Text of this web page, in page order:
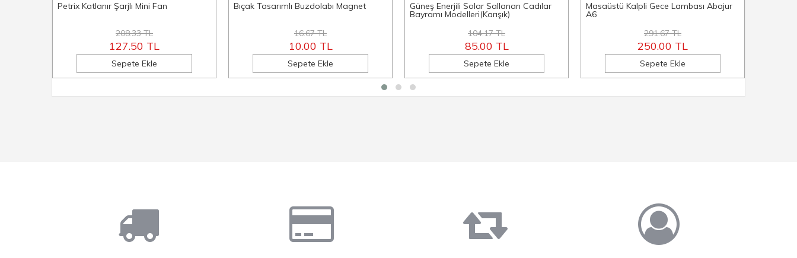
Petrix Katlanır Şarjlı Mini Fan
208.33 TL
127.50 TL
Sepete Ekle
Bıçak Tasarımlı Buzdolabı Magnet
16.67 TL
10.00 TL
Sepete Ekle
Güneş Enerjili Solar Sallanan Cadılar
Bayramı Modelleri(Karışık)
104.17 TL
85.00 TL
Sepete Ekle
Masaüstü Kalpli Gece Lambası Abajur
A6
291.67 TL
250.00 TL
Sepete Ekle